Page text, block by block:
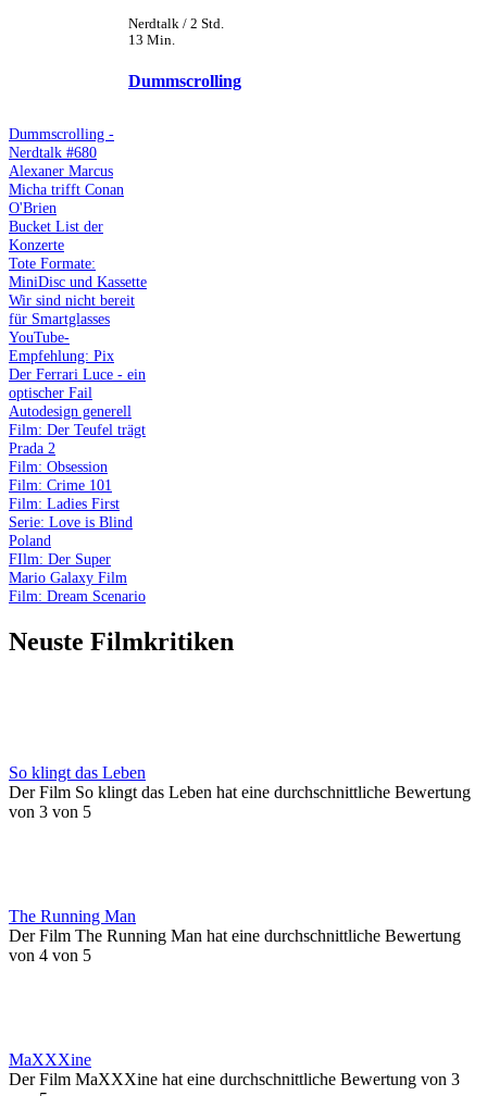
Nerdtalk / 2 Std.
13 Min.
Dummscrolling
Dummscrolling -
Nerdtalk #680
Alexaner Marcus
Micha trifft Conan
O'Brien
Bucket List der
Konzerte
Tote Formate:
MiniDisc und Kassette
Wir sind nicht bereit
für Smartglasses
YouTube-
Empfehlung: Pix
Der Ferrari Luce - ein
optischer Fail
Autodesign generell
Film: Der Teufel trägt
Prada 2
Film: Obsession
Film: Crime 101
Film: Ladies First
Serie: Love is Blind
Poland
FIlm: Der Super
Mario Galaxy Film
Film: Dream Scenario
Neuste Filmkritiken
So klingt das Leben
Der Film So klingt das Leben hat eine durchschnittliche Bewertung
von 3 von 5
The Running Man
Der Film The Running Man hat eine durchschnittliche Bewertung
von 4 von 5
MaXXXine
Der Film MaXXXine hat eine durchschnittliche Bewertung von 3